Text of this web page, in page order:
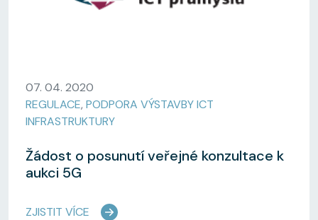
07. 04. 2020
REGULACE, PODPORA VÝSTAVBY ICT
INFRASTRUKTURY
Žádost o posunutí veřejné konzultace k
aukci 5G
ZJISTIT VÍCE